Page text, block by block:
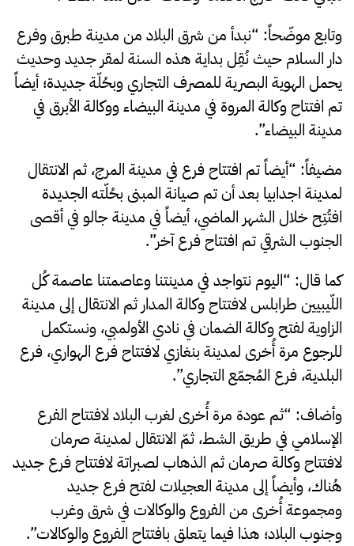
وتابع موضّحاً: “نبدأ من شرق البلاد من مدينة طبرق وفرع
دار السلام حيث نُقِل بداية هذه السنة لمقر جديد وحديث
يحمل الهوية البصرية للمصرف التجاري وبحُلّة جديدة؛ أيضاً
تم افتتاح وكالة المروة في مدينة البيضاء ووكالة الأبرق في
مدينة البيضاء”.
مضيفاً: “أيضاً تم افتتاح فرع في مدينة المرج، ثم الانتقال
لمدينة اجدابيا بعد أن تم صيانة المبنى بحُلّته الجديدة
افتُتِح خلال الشهر الماضي، أيضاً في مدينة جالو في أقصى
الجنوب الشرقي تم افتتاح فرع آخر”.
كما قال: “اليوم نتواجد في مدينتنا وعاصمتنا عاصمة كُل
اللّيبيين طرابلس لافتتاح وكالة المدار ثم الانتقال إلى مدينة
الزاوية لفتح وكالة الضمان في نادي الأولمبي، ونستكمل
للرجوع مرة أُخرى لمدينة بنغازي لافتتاح فرع الهواري، فرع
البلدية، فرع المُجمّع التجاري”.
وأضاف: “ثم عودة مرة أُخرى لغرب البلاد لافتتاح الفرع
الإسلامي في طريق الشط، ثمّ الانتقال لمدينة صرمان
لافتتاح وكالة صرمان ثم الذهاب لصبراتة لافتتاح فرع جديد
هُناك، وأيضاً إلى مدينة العجيلات لفتح فرع جديد
ومجموعة أُخرى من الفروع والوكالات في شرق وغرب
وجنوب البلاد؛ هذا فيما يتعلق بافتتاح الفروع والوكالات”.